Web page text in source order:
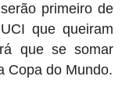
primeiro de
que queiram
que se somar
Copa do Mundo.